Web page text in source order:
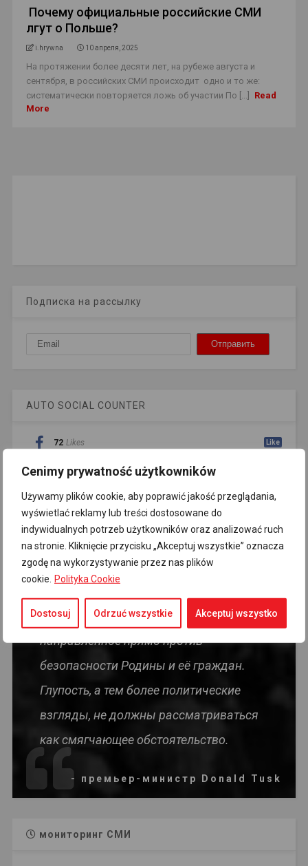
Cenimy prywatność użytkowników
Używamy plików cookie, aby poprawić jakość przeglądania,
wyświetlać reklamy lub treści dostosowane do
indywidualnych potrzeb użytkowników oraz analizować ruch
na stronie. Kliknięcie przycisku „Akceptuj wszystkie” oznacza
zgodę na wykorzystywanie przez nas plików
cookie.
Polityka Cookie
Dostosuj Odrzuć wszystkie Akceptuj wszystko
Почему официальные российские СМИ
лгут о Польше?
i.hrywna 10 апреля, 2025
На протяжении более десяти лет, на рубеже августа и
сентября, в российских СМИ происходит одно и то же:
систематически повторяется ложь об участии По [...]
Read
More
Подписка на рассылку
AUTO SOCIAL COUNTER
72 Likes Like
цитата на сегодня
Распространение российской
пропаганды и дезинформации в
вред польскому государству,
направленное прямо против
безопасности Родины и её граждан.
Глупость, а тем более политические
взгляды, не должны рассматриваться
как смягчающее обстоятельство.
- премьер-министр Donald Tusk
мониторинг СМИ